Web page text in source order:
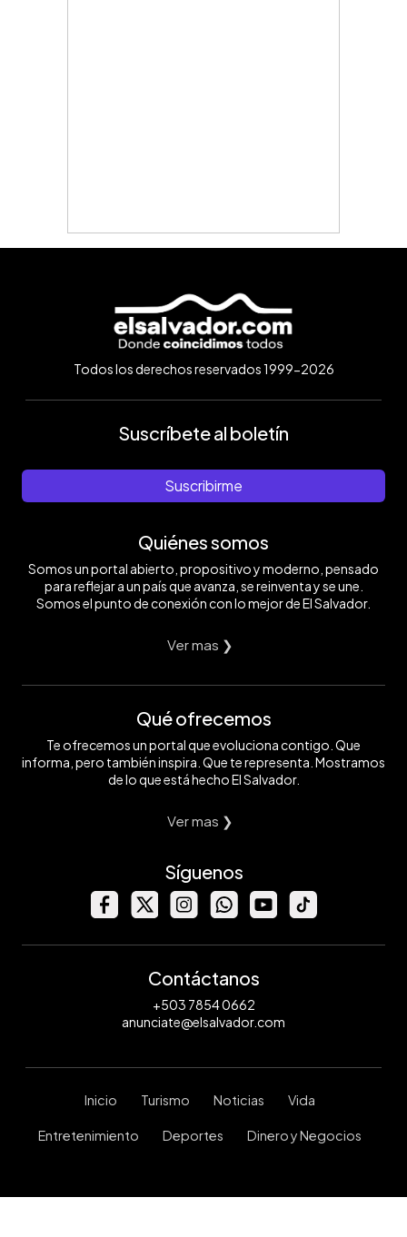
Todos los derechos reservados 1999-2026
Suscríbete al boletín
Suscribirme
Quiénes somos
Somos un portal abierto, propositivo y moderno, pensado
para reflejar a un país que avanza, se reinventa y se une.
Somos el punto de conexión con lo mejor de El Salvador.
Ver mas ❯
Qué ofrecemos
Te ofrecemos un portal que evoluciona contigo. Que
informa, pero también inspira. Que te representa. Mostramos
de lo que está hecho El Salvador.
Ver mas ❯
Síguenos
Contáctanos
+503 7854 0662
anunciate@elsalvador.com
Inicio Turismo Noticias Vida
Entretenimiento Deportes Dinero y Negocios